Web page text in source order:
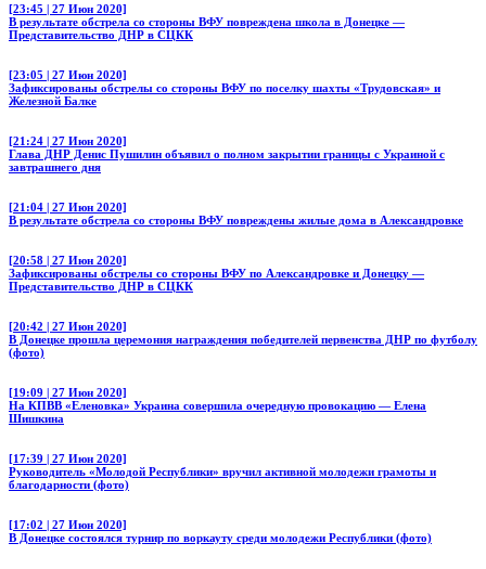
[23:45 | 27 Июн 2020]
В результате обстрела со стороны ВФУ повреждена школа в Донецке —
Представительство ДНР в СЦКК
[23:05 | 27 Июн 2020]
Зафиксированы обстрелы со стороны ВФУ по поселку шахты «Трудовская» и
Железной Балке
[21:24 | 27 Июн 2020]
Глава ДНР Денис Пушилин объявил о полном закрытии границы с Украиной с
завтрашнего дня
[21:04 | 27 Июн 2020]
В результате обстрела со стороны ВФУ повреждены жилые дома в Александровке
[20:58 | 27 Июн 2020]
Зафиксированы обстрелы со стороны ВФУ по Александровке и Донецку —
Представительство ДНР в СЦКК
[20:42 | 27 Июн 2020]
В Донецке прошла церемония награждения победителей первенства ДНР по футболу
(фото)
[19:09 | 27 Июн 2020]
На КПВВ «Еленовка» Украина совершила очередную провокацию — Елена
Шишкина
[17:39 | 27 Июн 2020]
Руководитель «Молодой Республики» вручил активной молодежи грамоты и
благодарности (фото)
[17:02 | 27 Июн 2020]
В Донецке состоялся турнир по воркауту среди молодежи Республики (фото)